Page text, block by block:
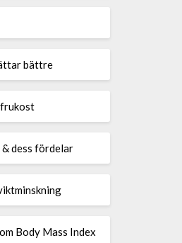
bättre
dess fördelar
Body Mass Index